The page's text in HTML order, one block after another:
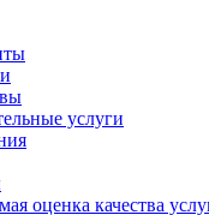
услуги
оценка качества